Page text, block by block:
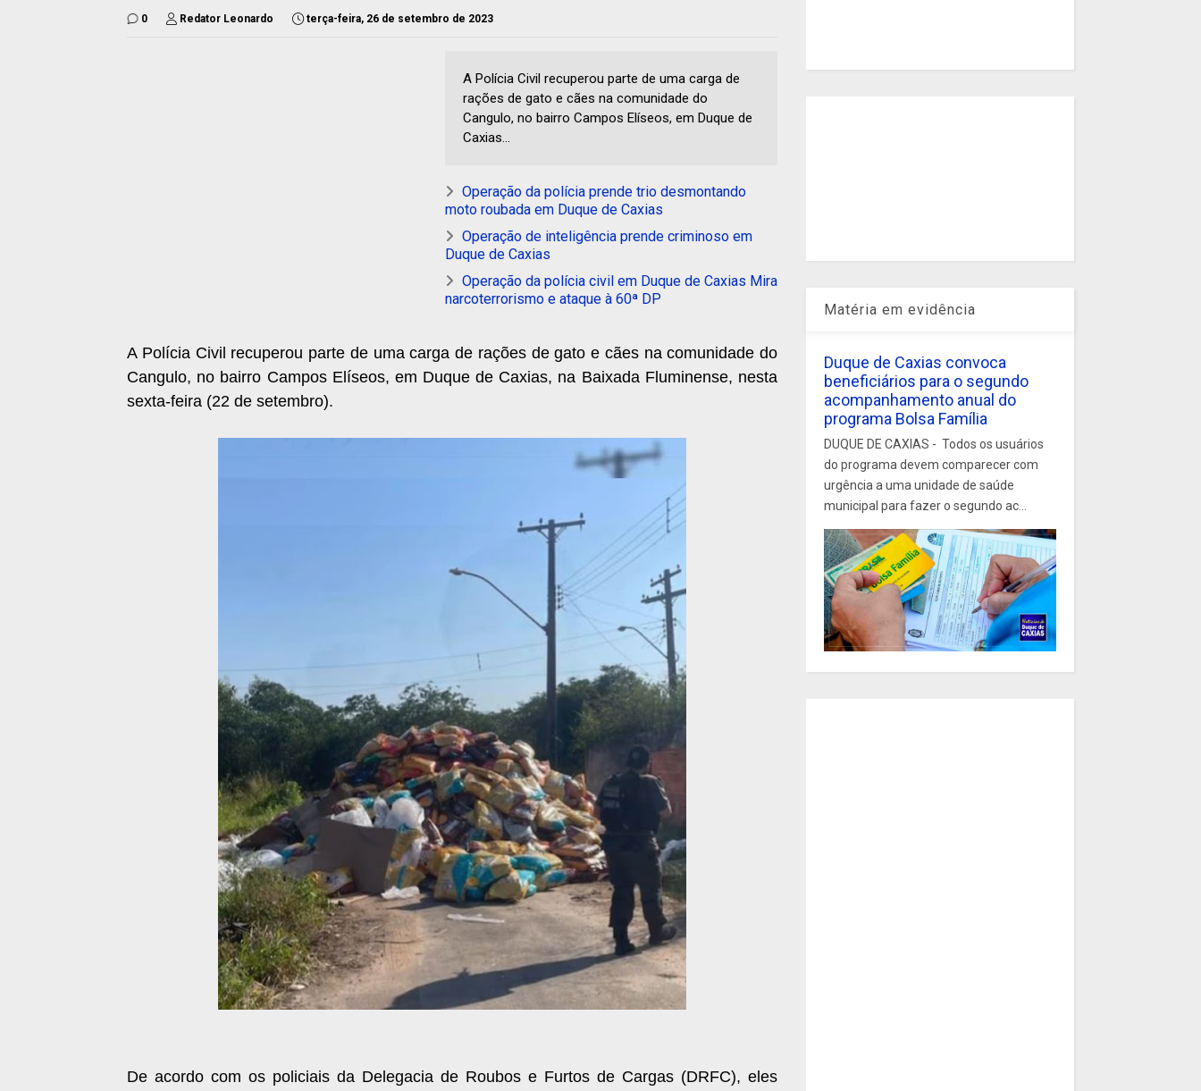
0 Redator Leonardo terça-feira, 26 de setembro de 2023
A Polícia Civil recuperou parte de uma carga de
rações de gato e cães na comunidade do
Cangulo, no bairro Campos Elíseos, em Duque de
Caxias...
Operação da polícia prende trio desmontando
moto roubada em Duque de Caxias
Operação de inteligência prende criminoso em
Duque de Caxias
Operação da polícia civil em Duque de Caxias Mira
narcoterrorismo e ataque à 60ª DP
A Polícia Civil recuperou parte de uma carga de rações de gato e cães na comunidade do
Cangulo, no bairro Campos Elíseos, em Duque de Caxias, na Baixada Fluminense, nesta
sexta-feira (22 de setembro).
De acordo com os policiais da Delegacia de Roubos e Furtos de Cargas (DRFC), eles
Matéria em evidência
Duque de Caxias convoca
beneficiários para o segundo
acompanhamento anual do
programa Bolsa Família
DUQUE DE CAXIAS - Todos os usuários
do programa devem comparecer com
urgência a uma unidade de saúde
municipal para fazer o segundo ac...